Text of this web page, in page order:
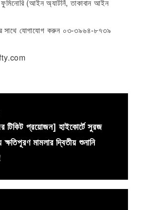
ফুমিনোরি (আইন অ্যাটর্নি, তাকাবান আইন
সাথে যোগাযোগ করুন ০৩-৩৯৬৪-৮৭৩৯
টিকিট প্রয়োজন] হাইকোর্টে সুরজ
ক্ষতিপূরণ মামলার দ্বিতীয় শুনানি